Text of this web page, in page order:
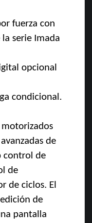
fuerza con
serie Imada
opcional
condicional.
motorizados
de
control de
de
de ciclos. El
de
pantalla